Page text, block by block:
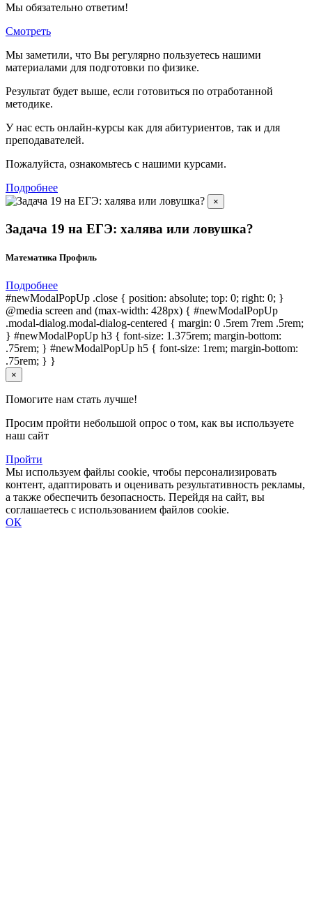
Мы обязательно ответим!
Смотреть
Мы заметили, что Вы регулярно пользуетесь нашими
материалами для подготовки по физике.
Результат будет выше, если готовиться по отработанной
методике.
У нас есть онлайн-курсы как для абитуриентов, так и для
преподавателей.
Пожалуйста, ознакомьтесь с нашими курсами.
Подробнее
×
Задача 19 на ЕГЭ: халява или ловушка?
Математика Профиль
Подробнее
#newModalPopUp .close { position: absolute; top: 0; right: 0; }
@media screen and (max-width: 428px) { #newModalPopUp
.modal-dialog.modal-dialog-centered { margin: 0 .5rem 7rem .5rem;
} #newModalPopUp h3 { font-size: 1.375rem; margin-bottom:
.75rem; } #newModalPopUp h5 { font-size: 1rem; margin-bottom:
.75rem; } }
×
Помогите нам стать лучше!
Просим пройти небольшой опрос о том, как вы используете
наш сайт
Пройти
Мы используем файлы cookie, чтобы персонализировать
контент, адаптировать и оценивать результативность рекламы,
а также обеспечить безопасность. Перейдя на сайт, вы
соглашаетесь с использованием файлов cookie.
ОК